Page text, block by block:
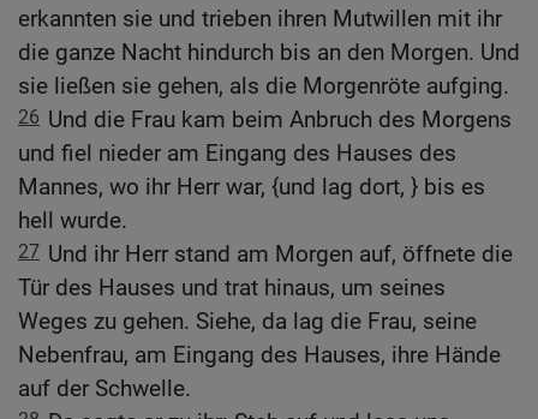
erkannten sie und trieben ihren Mutwillen mit ihr
die ganze Nacht hindurch bis an den Morgen. Und
sie ließen sie gehen, als die Morgenröte aufging.
26 Und die Frau kam beim Anbruch des Morgens
und fiel nieder am Eingang des Hauses des
Mannes, wo ihr Herr war, {und lag dort, } bis es
hell wurde.
27 Und ihr Herr stand am Morgen auf, öffnete die
Tür des Hauses und trat hinaus, um seines
Weges zu gehen. Siehe, da lag die Frau, seine
Nebenfrau, am Eingang des Hauses, ihre Hände
auf der Schwelle.